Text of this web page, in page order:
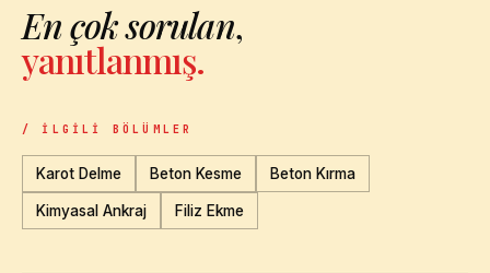
En çok sorulan,
yanıtlanmış.
/ İLGILI BÖLÜMLER
Karot Delme Beton Kesme Beton Kırma
Kimyasal Ankraj Filiz Ekme